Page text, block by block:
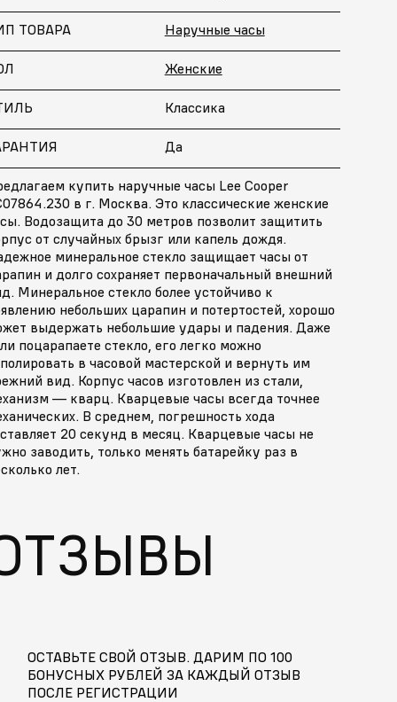
ТОВАРА Наручные часы
Женские
Классика
Да
купить наручные часы Lee Cooper
в г. Москва. Это классические женские
Водозащита до 30 метров позволит защитить
от случайных брызг или капель дождя.
минеральное стекло защищает часы от
и долго сохраняет первоначальный внешний
Минеральное стекло более устойчиво к
небольших царапин и потертостей, хорошо
выдержать небольшие удары и падения. Даже
поцарапаете стекло, его легко можно
в часовой мастерской и вернуть им
вид. Корпус часов изготовлен из стали,
— кварц. Кварцевые часы всегда точнее
В среднем, погрешность хода
20 секунд в месяц. Кварцевые часы не
заводить, только менять батарейку раз в
лет.
ОСТАВЬТЕ СВОЙ ОТЗЫВ. ДАРИМ ПО 100
БОНУСНЫХ РУБЛЕЙ ЗА КАЖДЫЙ ОТЗЫВ
ПОСЛЕ РЕГИСТРАЦИИ